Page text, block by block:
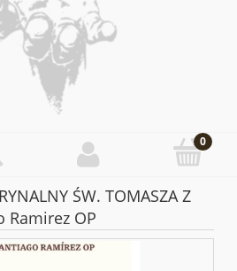
ŚW. TOMASZA Z
Ramirez OP